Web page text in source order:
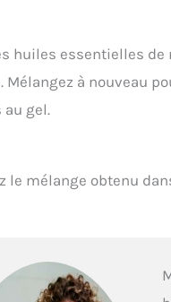
huiles essentielles de
Mélangez à nouveau
au gel.
le mélange obtenu